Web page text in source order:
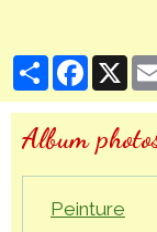
Partager X
Album
Peinture